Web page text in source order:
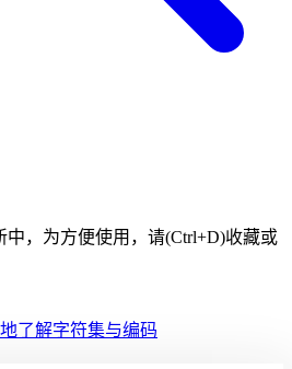
中，为方便使用，请(Ctrl+D)收藏或
了解字符集与编码